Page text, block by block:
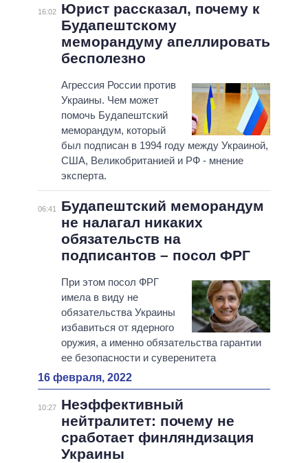
16:02
Юрист рассказал, почему к
Будапештскому
меморандуму апеллировать
бесполезно
Агрессия России против
Украины. Чем может
помочь Будапештский
меморандум, который
был подписан в 1994 году между Украиной,
США, Великобританией и РФ - мнение
эксперта.
06:41
Будапештский меморандум
не налагал никаких
обязательств на
подписантов – посол ФРГ
При этом посол ФРГ
имела в виду не
обязательства Украины
избавиться от ядерного
оружия, а именно обязательства гарантии
ее безопасности и суверенитета
16 февраля, 2022
10:27
Неэффективный
нейтралитет: почему не
сработает финляндизация
Украины